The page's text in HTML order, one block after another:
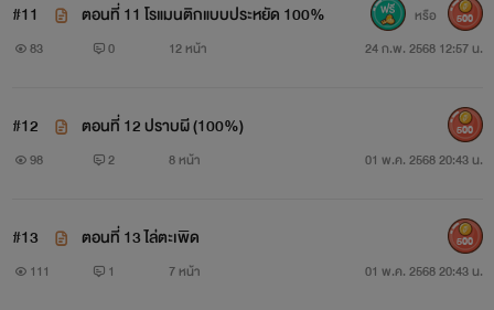
#11 ตอนที่ 11 โรแมนติกแบบประหยัด 100%
83 0 12 หน้า 24 ก.พ. 2568 12:57 น.
หรือ 500
#12 ตอนที่ 12 ปราบผี (100%)
98 2 8 หน้า 01 พ.ค. 2568 20:43 น.
500
#13 ตอนที่ 13 ไล่ตะเพิด
111 1 7 หน้า 01 พ.ค. 2568 20:43 น.
500